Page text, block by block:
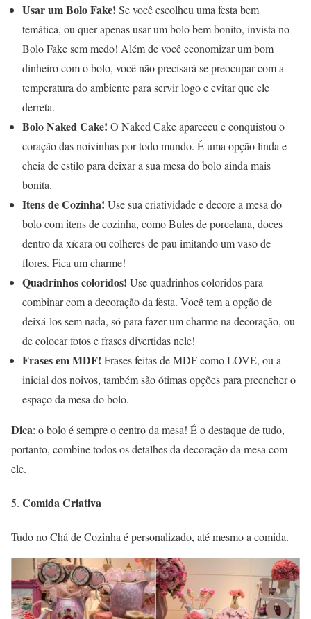
Usar um Bolo Fake! Se você escolheu uma festa bem
temática, ou quer apenas usar um bolo bem bonito, invista no
Bolo Fake sem medo! Além de você economizar um bom
dinheiro com o bolo, você não precisará se preocupar com a
temperatura do ambiente para servir logo e evitar que ele
derreta.
Bolo Naked Cake! O Naked Cake apareceu e conquistou o
coração das noivinhas por todo mundo. É uma opção linda e
cheia de estilo para deixar a sua mesa do bolo ainda mais
bonita.
Itens de Cozinha! Use sua criatividade e decore a mesa do
bolo com itens de cozinha, como Bules de porcelana, doces
dentro da xícara ou colheres de pau imitando um vaso de
flores. Fica um charme!
Quadrinhos coloridos! Use quadrinhos coloridos para
combinar com a decoração da festa. Você tem a opção de
deixá-los sem nada, só para fazer um charme na decoração, ou
de colocar fotos e frases divertidas nele!
Frases em MDF! Frases feitas de MDF como LOVE, ou a
inicial dos noivos, também são ótimas opções para preencher o
espaço da mesa do bolo.
Dica: o bolo é sempre o centro da mesa! É o destaque de tudo,
portanto, combine todos os detalhes da decoração da mesa com
ele.
Comida Criativa
Tudo no Chá de Cozinha é personalizado, até mesmo a comida.